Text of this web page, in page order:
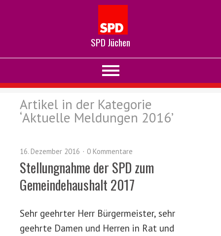
SPD Jüchen
Artikel in der Kategorie
‘Aktuelle Meldungen 2016’
16. Dezember 2016 0 Kommentare
Stellungnahme der SPD zum
Gemeindehaushalt 2017
Sehr geehrter Herr Bürgermeister, sehr
geehrte Damen und Herren in Rat und